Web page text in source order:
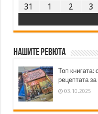
31
1 2 3
Нашите ревюта
Топ книгата:
рецептата
03.10.2025